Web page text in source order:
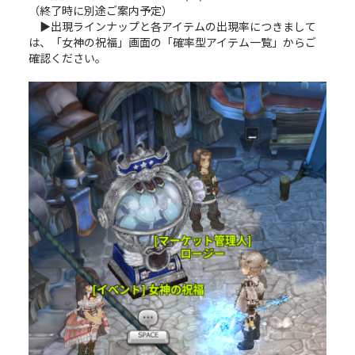
（終了時に別途ご案内予定）
▶出現ラインナップと各アイテムの出現率につきまして
は、「女神の祝福」画面の「確率型アイテム一覧」からご
確認ください。